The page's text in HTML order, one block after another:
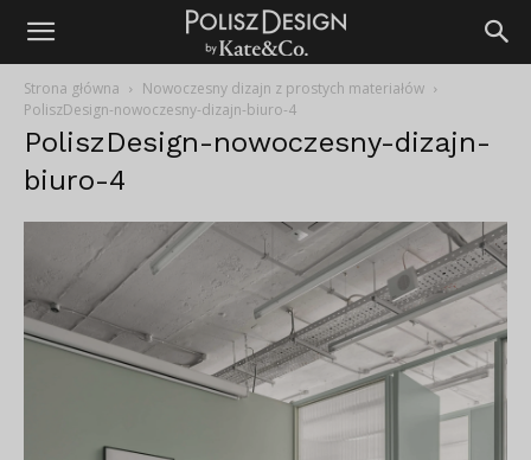
Strona główna
Nowoczesny dizajn z prostych materiałów
PoliszDesign-nowoczesny-dizajn-biuro-4
PoliszDesign-nowoczesny-dizajn-
biuro-4